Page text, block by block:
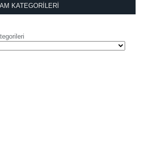
KATEGORILERI